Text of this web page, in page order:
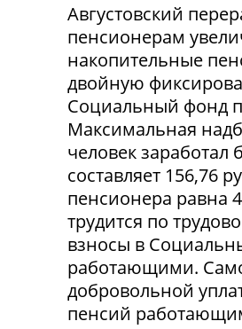
Августовский
пенсионерам
накопительные
двойную
Социальный фонд
Максимальная
человек
составляет 156,76
пенсионера равна
трудится по
взносы в
работающими.
добровольной
пенсий